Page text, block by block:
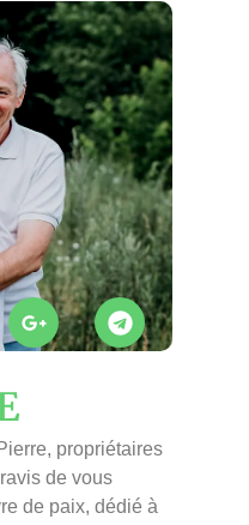
propriétaires
de vous
de paix, dédié à